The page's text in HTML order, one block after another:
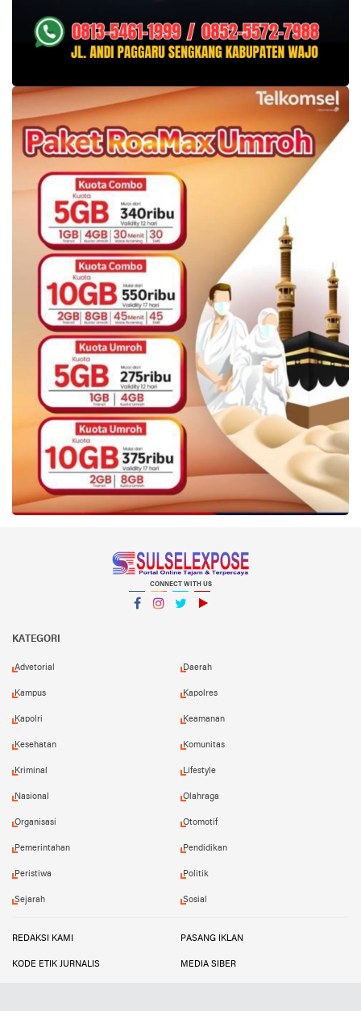
CONNECT WITH US
KATEGORI
Advetorial Daerah
Kampus Kapolres
Kapolri Keamanan
Kesehatan Komunitas
Kriminal Lifestyle
Nasional Olahraga
Organisasi Otomotif
Pemerintahan Pendidikan
Peristiwa Politik
Sejarah Sosial
REDAKSI KAMI PASANG IKLAN
KODE ETIK JURNALIS MEDIA SIBER